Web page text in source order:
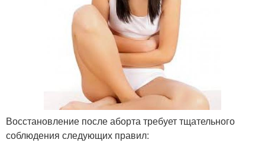
Восстановление после аборта требует тщательного
соблюдения следующих правил: